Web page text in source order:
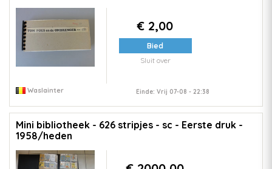
€ 2,00
Bied
Sluit over
Waslainter Einde: Vrij 07-08 - 22:38
Mini bibliotheek - 626 stripjes - sc - Eerste druk -
1958/heden